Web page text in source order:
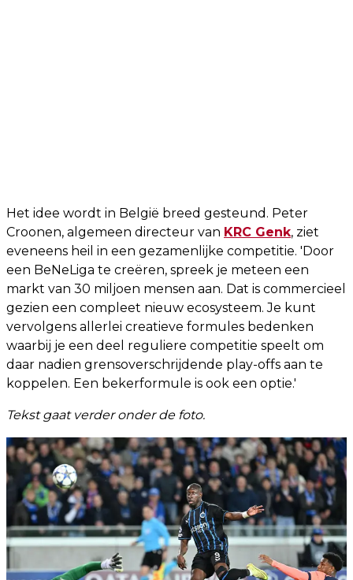
Het idee wordt in België breed gesteund. Peter
Croonen, algemeen directeur van KRC Genk, ziet
eveneens heil in een gezamenlijke competitie. 'Door
een BeNeLiga te creëren, spreek je meteen een
markt van 30 miljoen mensen aan. Dat is commercieel
gezien een compleet nieuw ecosysteem. Je kunt
vervolgens allerlei creatieve formules bedenken
waarbij je een deel reguliere competitie speelt om
daar nadien grensoverschrijdende play-offs aan te
koppelen. Een bekerformule is ook een optie.'
Tekst gaat verder onder de foto.